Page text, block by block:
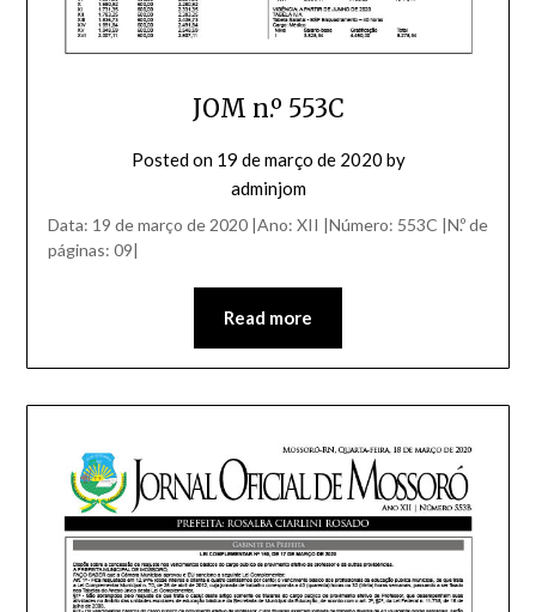
JOM n.º 553C
Posted on 19 de março de 2020 by
adminjom
Data: 19 de março de 2020 |Ano: XII |Número: 553C |N.º de
páginas: 09|
Read more